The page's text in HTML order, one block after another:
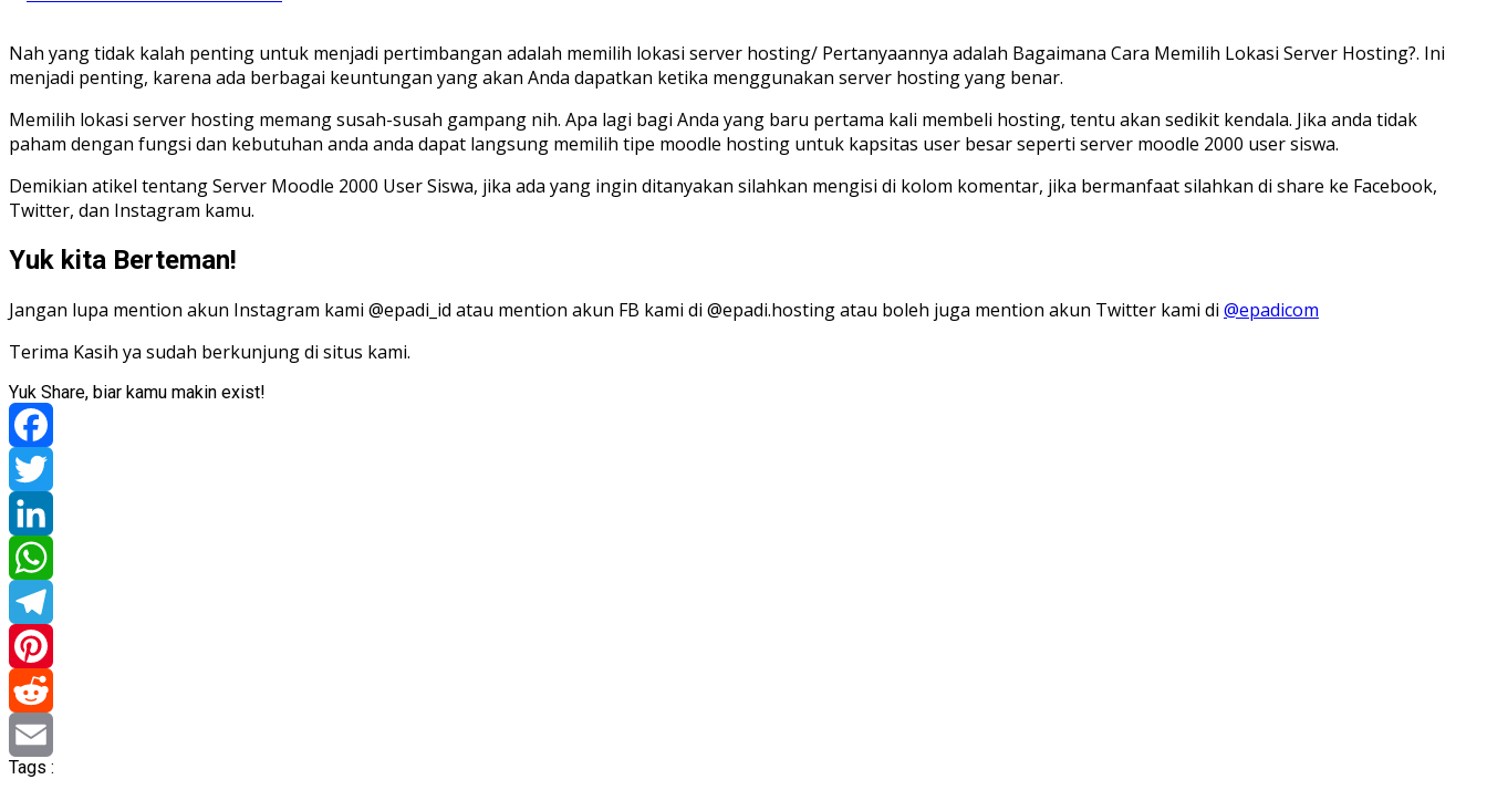
Nah yang tidak kalah penting untuk menjadi pertimbangan adalah memilih lokasi server hosting/ Pertanyaannya adalah Bagaimana Cara Memilih Lokasi Server Hosting?. Ini
menjadi penting, karena ada berbagai keuntungan yang akan Anda dapatkan ketika menggunakan server hosting yang benar.
Memilih lokasi server hosting memang susah-susah gampang nih. Apa lagi bagi Anda yang baru pertama kali membeli hosting, tentu akan sedikit kendala. Jika anda tidak
paham dengan fungsi dan kebutuhan anda anda dapat langsung memilih tipe moodle hosting untuk kapsitas user besar seperti server moodle 2000 user siswa.
Demikian atikel tentang Server Moodle 2000 User Siswa, jika ada yang ingin ditanyakan silahkan mengisi di kolom komentar, jika bermanfaat silahkan di share ke Facebook,
Twitter, dan Instagram kamu.
Yuk kita Berteman!
Jangan lupa mention akun Instagram kami @epadi_id atau mention akun FB kami di @epadi.hosting atau boleh juga mention akun Twitter kami di @epadicom
Terima Kasih ya sudah berkunjung di situs kami.
Yuk Share, biar kamu makin exist!
Facebook
Twitter
LinkedIn
WhatsApp
Telegram
Pinterest
Reddit
Email
Tags :